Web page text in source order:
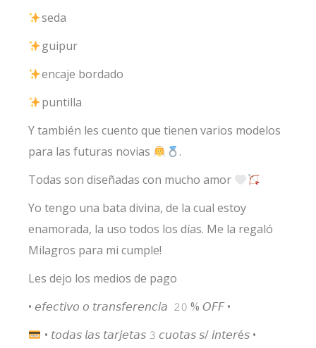
seda
guipur
encaje bordado
puntilla
Y también les cuento que tienen varios modelos
para las futuras novias
.
Todas son diseñadas con mucho amor
Yo tengo una bata divina, de la cual estoy
enamorada, la uso todos los días. Me la regaló
Milagros para mi cumple!
Les dejo los medios de pago
• 𝘦𝘧𝘦𝘤𝘵𝘪𝘷𝘰 𝘰 𝘵𝘳𝘢𝘯𝘴𝘧𝘦𝘳𝘦𝘯𝘤𝘪𝘢 𝟸𝟶 % 𝘖𝘍𝘍 •
• 𝘵𝘰𝘥𝘢𝘴 𝘭𝘢𝘴 𝘵𝘢𝘳𝘫𝘦𝘵𝘢𝘴 𝟹 𝘤𝘶𝘰𝘵𝘢𝘴 𝘴/ 𝘪𝘯𝘵𝘦𝘳é𝘴 •